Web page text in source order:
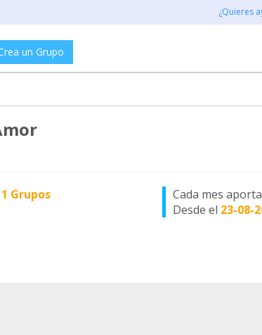
¿Quieres
un Grupo
1 Grupos Cada mes
Desde el 23-08-